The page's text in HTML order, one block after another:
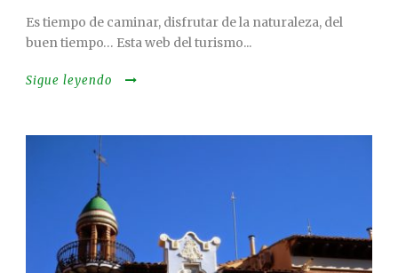
Es tiempo de caminar, disfrutar de la naturaleza, del
buen tiempo… Esta web del turismo...
Sigue leyendo